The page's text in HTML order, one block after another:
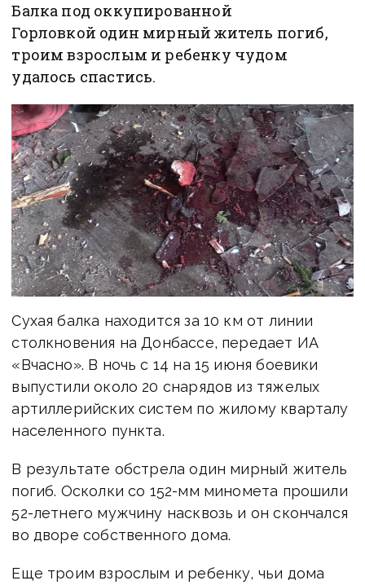
Балка под оккупированной
Горловкой один мирный житель погиб,
троим взрослым и ребенку чудом
удалось спастись.
Сухая балка находится за 10 км от линии
столкновения на Донбассе, передает ИА
«Вчасно». В ночь с 14 на 15 июня боевики
выпустили около 20 снарядов из тяжелых
артиллерийских систем по жилому кварталу
населенного пункта.
В результате обстрела один мирный житель
погиб. Осколки со 152-мм миномета прошили
52-летнего мужчину насквозь и он скончался
во дворе собственного дома.
Еще троим взрослым и ребенку, чьи дома